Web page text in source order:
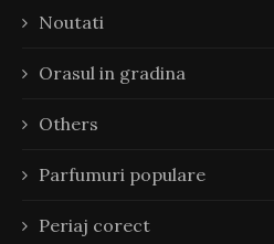
Noutati
Orasul in gradina
Others
Parfumuri populare
Periaj corect